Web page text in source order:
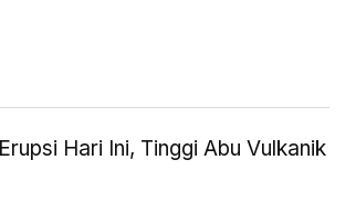
Hari Ini, Tinggi Abu Vulkanik